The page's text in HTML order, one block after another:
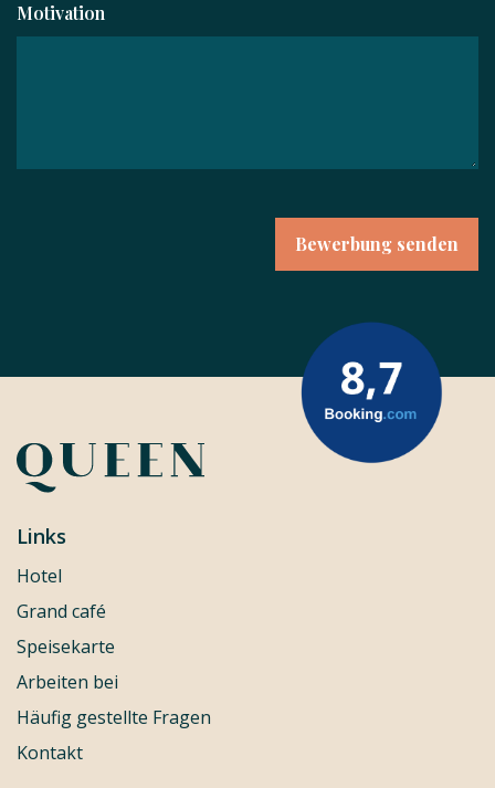
Motivation
Links
Hotel
Grand café
Speisekarte
Arbeiten bei
Häufig gestellte Fragen
Kontakt